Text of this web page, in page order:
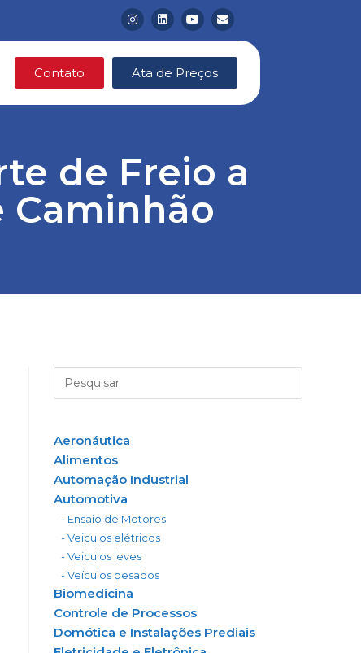
Contato Ata de Preços
de Freio a
Caminhão
Aeronáutica
Alimentos
Automação Industrial
Automotiva
- Ensaio de Motores
- Veiculos elétricos
- Veiculos leves
- Veículos pesados
Biomedicina
Controle de Processos
Domótica e Instalações Prediais